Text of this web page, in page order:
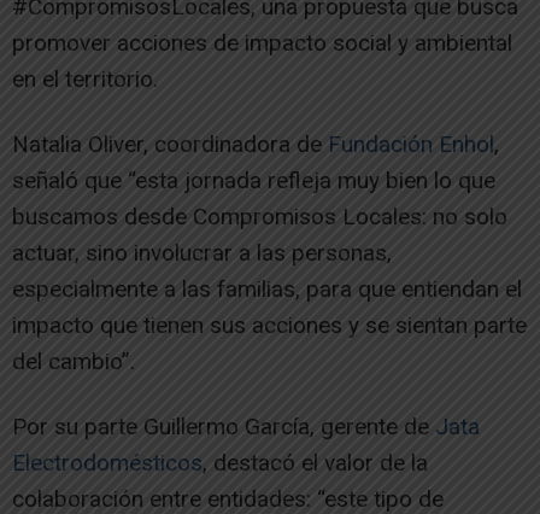
#CompromisosLocales, una propuesta que busca
promover acciones de impacto social y ambiental
en el territorio.
Natalia Oliver, coordinadora de Fundación Enhol,
señaló que “esta jornada refleja muy bien lo que
buscamos desde Compromisos Locales: no solo
actuar, sino involucrar a las personas,
especialmente a las familias, para que entiendan el
impacto que tienen sus acciones y se sientan parte
del cambio”.
Por su parte Guillermo García, gerente de Jata
Electrodomésticos, destacó el valor de la
colaboración entre entidades: “este tipo de